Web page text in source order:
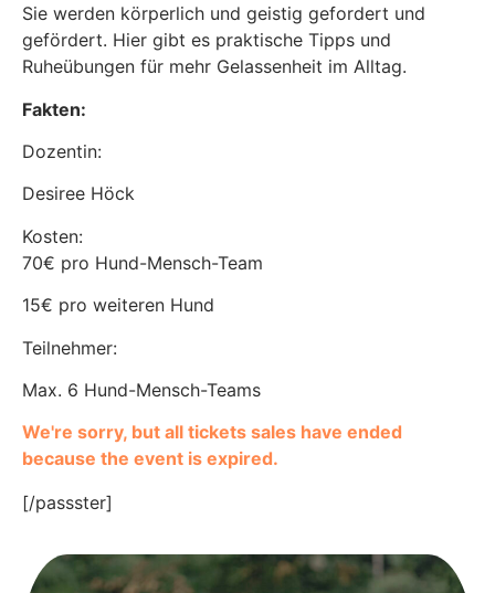
Sie werden körperlich und geistig gefordert und
gefördert. Hier gibt es praktische Tipps und
Ruheübungen für mehr Gelassenheit im Alltag.
Fakten:
Dozentin:
Desiree Höck
Kosten:
70€ pro Hund-Mensch-Team
15€ pro weiteren Hund
Teilnehmer:
Max. 6 Hund-Mensch-Teams
We're sorry, but all tickets sales have ended
because the event is expired.
[/passster]